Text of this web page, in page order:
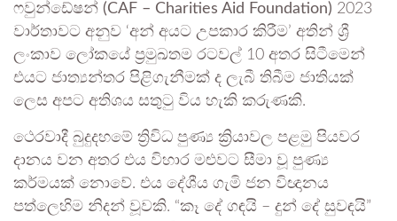
ෆවුන්ඩේෂන් (CAF – Charities Aid Foundation) 2023
වාර්තාවට අනුව ‘අන් අයට උපකාර කිරීම’ අතින් ශ්‍රී
ලංකාව ලෝකයේ ප්‍රමුඛතම රටවල් 10 අතර සිටීමෙන්
එයට ජාත්‍යන්තර පිළිගැනීමක් ද ලැබී තිබීම ජාතියක්
ලෙස අපට අතිශය සතුටු විය හැකි කරුණකි.
ථෙරවාදී බුදුදහමේ ත්‍රිවිධ පුණ්‍ය ක්‍රියාවල පළමු පියවර
දානය වන අතර එය විහාර මළුවට සීමා වූ පුණ්‍ය
කර්මයක් නොවේ. එය දේශීය ගැමි ජන විඥානය
පත්ලෙහිම නිදන් වූවකි. “කෑ දේ ගඳයි – දුන් දේ සුවඳයි”